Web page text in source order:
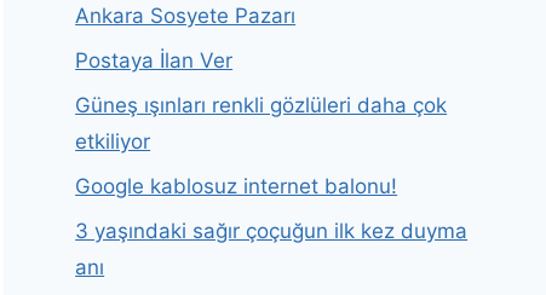
Ankara Sosyete Pazarı
Postaya İlan Ver
Güneş ışınları renkli gözlüleri daha çok
etkiliyor
Google kablosuz internet balonu!
3 yaşındaki sağır çoçuğun ilk kez duyma
anı